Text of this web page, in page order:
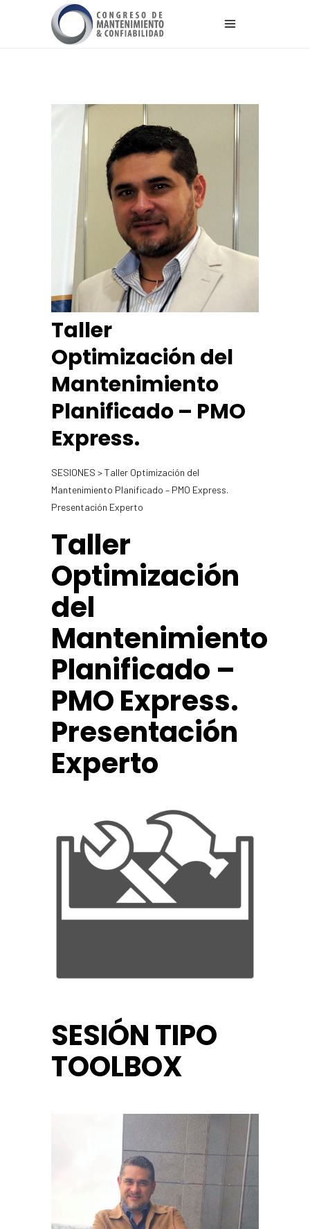
Taller
Optimización del
Mantenimiento
Planificado – PMO
Express.
SESIONES > Taller Optimización del
Mantenimiento Planificado – PMO Express.
Presentación Experto
Taller
Optimización
del
Mantenimiento
Planificado –
PMO Express.
Presentación
Experto
SESIÓN TIPO
TOOLBOX